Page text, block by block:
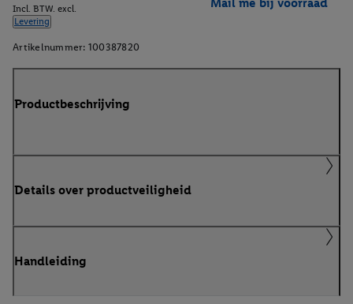
Incl. BTW. excl.
Levering
Artikelnummer: 100387820
Productbeschrijving
Details over productveiligheid
Handleiding